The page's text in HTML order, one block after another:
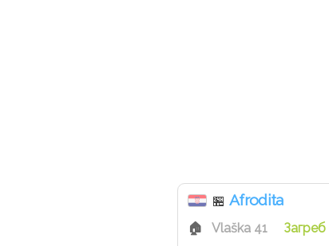
🏪 Afrodita
Vlaška 41
Загреб